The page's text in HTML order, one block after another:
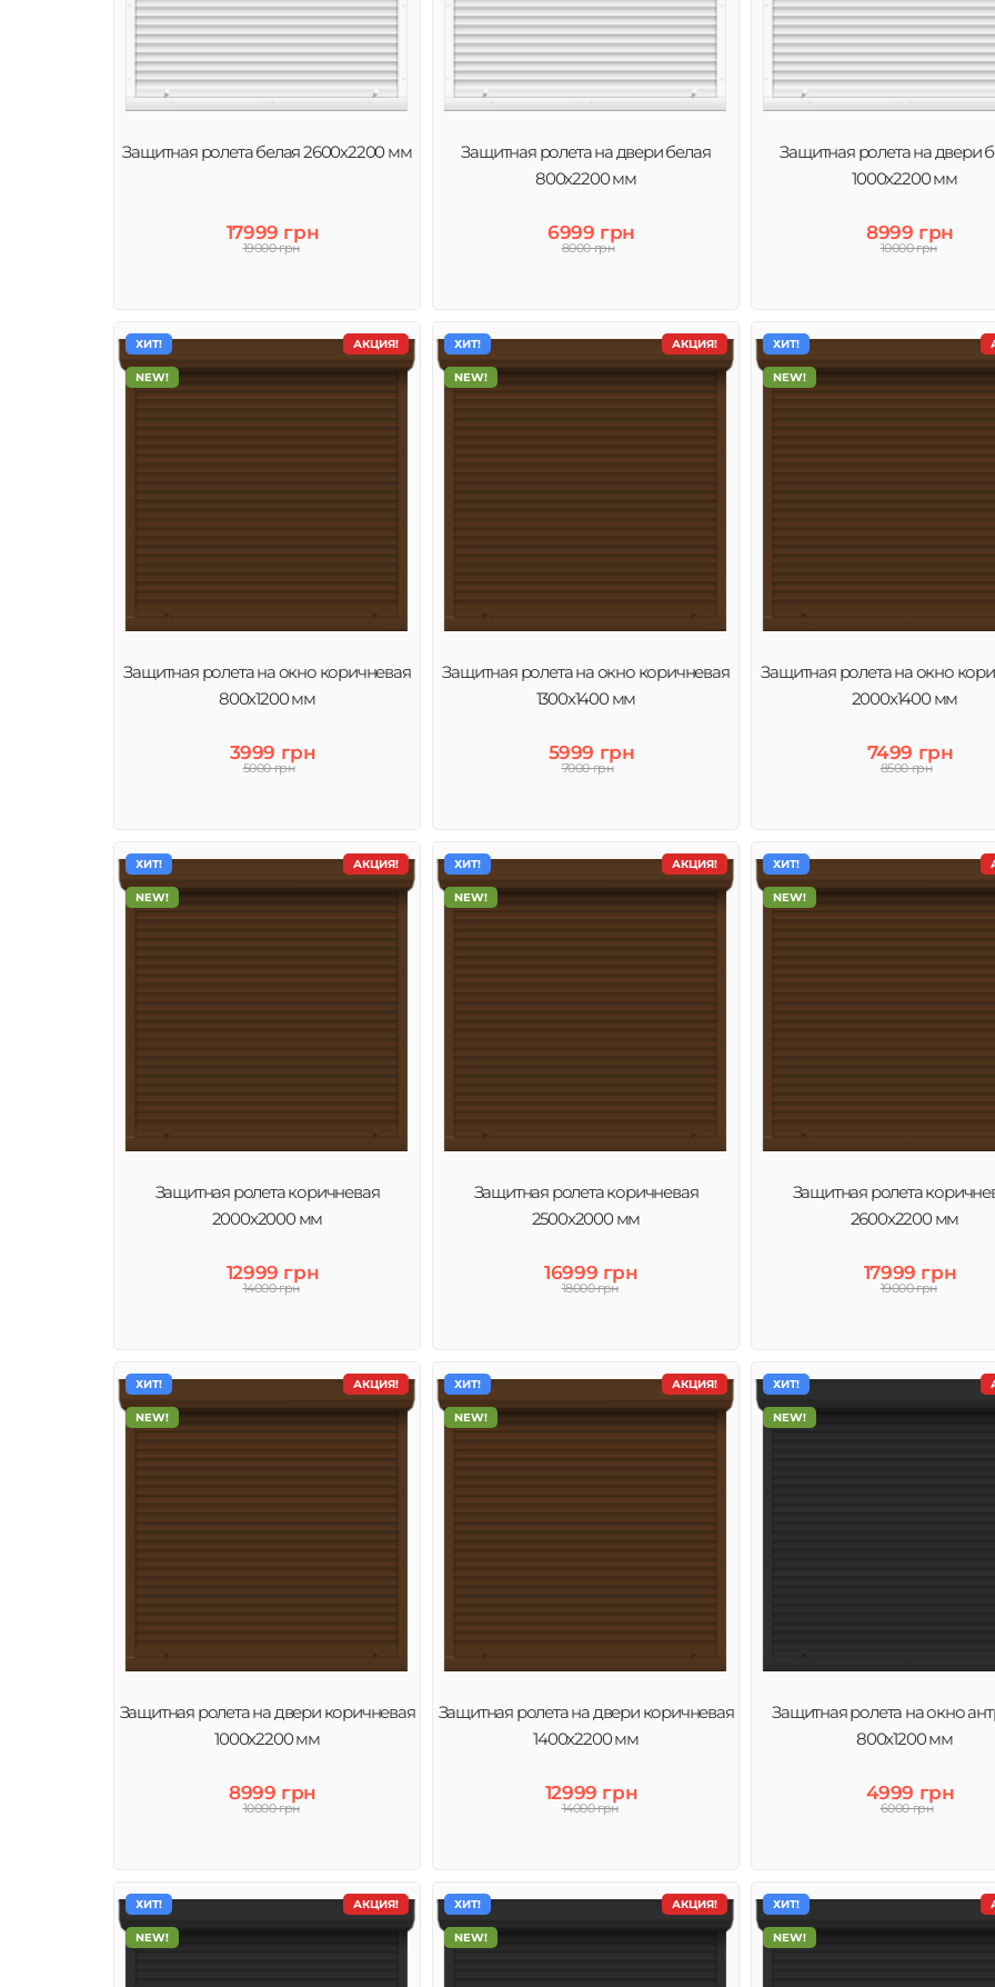
Защитная ролета белая 2600х2200 мм
17999 грн
19000 грн
Защитная ролета на двери белая
800х2200 мм
6999 грн
8000 грн
Защитная ролета на двери
1000х2200 мм
8999 грн
10000 грн
АКЦИЯ!
ХИТ!
NEW!
Защитная ролета на окно коричневая
800х1200 мм
3999 грн
5000 грн
АКЦИЯ!
ХИТ!
NEW!
Защитная ролета на окно коричневая
1300х1400 мм
5999 грн
7000 грн
ХИТ!
NEW!
Защитная ролета на окно
2000х1400 мм
7499 грн
8500 грн
АКЦИЯ!
ХИТ!
NEW!
Защитная ролета коричневая
2000х2000 мм
12999 грн
14000 грн
АКЦИЯ!
ХИТ!
NEW!
Защитная ролета коричневая
2500х2000 мм
16999 грн
18000 грн
ХИТ!
NEW!
Защитная ролета
2600х2200 мм
17999 грн
19000 грн
АКЦИЯ!
ХИТ!
NEW!
Защитная ролета на двери коричневая
1000х2200 мм
8999 грн
10000 грн
АКЦИЯ!
ХИТ!
NEW!
Защитная ролета на двери коричневая
1400х2200 мм
12999 грн
14000 грн
ХИТ!
NEW!
Защитная ролета на окно
800х1200 мм
4999 грн
6000 грн
АКЦИЯ!
ХИТ!
NEW!
АКЦИЯ!
ХИТ!
NEW!
ХИТ!
NEW!